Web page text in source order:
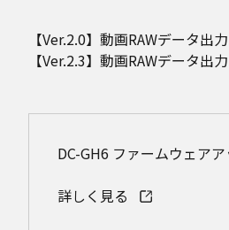
【Ver.2.0】動画RAWデータ
【Ver.2.3】動画RAWデータ
DC-GH6 ファームウェア
詳しく見る